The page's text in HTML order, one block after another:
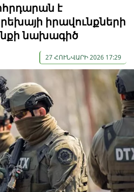
է
իրավունքների
նախագիծ
27 ՀՈՒՆՎԱՐԻ 2026 17:29